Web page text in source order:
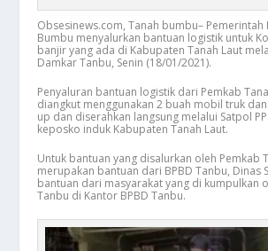
Obsesinews.com, Tanah bumbu– Pemerintah
Bumbu menyalurkan bantuan logistik untuk
banjir yang ada di Kabupaten Tanah Laut
Damkar Tanbu, Senin (18/01/2021).
Penyaluran bantuan logistik dari Pemkab
diangkut menggunakan 2 buah mobil truk
up dan diserahkan langsung melalui Satpol
keposko induk Kabupaten Tanah Laut.
Untuk bantuan yang disalurkan oleh Pemkab
merupakan bantuan dari BPBD Tanbu, Dinas
bantuan dari masyarakat yang di kumpulkan
Tanbu di Kantor BPBD Tanbu.